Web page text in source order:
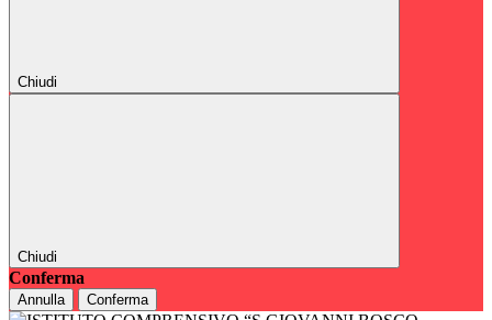
Chiudi
Chiudi
Conferma
Annulla Conferma